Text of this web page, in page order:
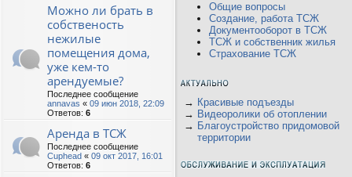
Можно ли брать в
собственость
нежилые
помещения дома,
уже кем-то
арендуемые?
Последнее сообщение
annavas « 09 июн 2018, 22:09
Ответов: 6
Аренда в ТСЖ
Последнее сообщение
Cuphead « 09 окт 2017, 16:01
Ответов: 6
Общие вопросы
Создание, работа ТСЖ
Документооборот в ТСЖ
ТСЖ и собственник жилья
Страхование ТСЖ
→ Красивые подъезды
→ Видеоролики об отоплении
→ Благоустройство придомовой
территории